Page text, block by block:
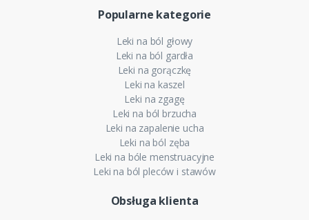
Popularne kategorie
Leki na ból głowy
Leki na ból gardła
Leki na gorączkę
Leki na kaszel
Leki na zgagę
Leki na ból brzucha
Leki na zapalenie ucha
Leki na ból zęba
Leki na bóle menstruacyjne
Leki na ból pleców i stawów
Obsługa klienta